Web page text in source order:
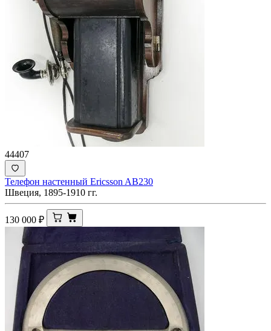
44407
Телефон настенный Ericsson AB230
Швеция, 1895-1910 гг.
130 000 ₽